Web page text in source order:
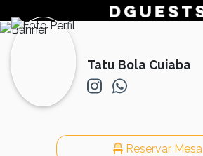
Tatu Bola Cuiaba
Reservar Mesa